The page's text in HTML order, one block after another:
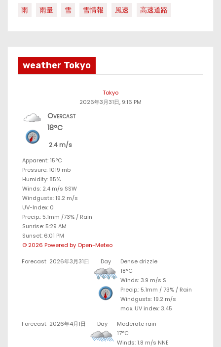
雨 雨量 雪 雪情報 風速 高速道路
weather Tokyo
Tokyo
2026年3月31日, 9:16 PM
Overcast
18°C
2.4 m/s
Apparent: 15°C
Pressure: 1019 mb
Humidity: 85%
Winds: 2.4 m/s SSW
Windgusts: 19.2 m/s
UV-Index: 0
Precip.: 5.1mm /73% / Rain
Sunrise: 5:29 AM
Sunset: 6:01 PM
© 2026 Powered by Open-Meteo
Forecast 2026年3月31日 Day
Dense drizzle
18°C
Winds: 3.9 m/s S
Precip.: 5.1mm /73% / Rain
Windgusts: 19.2 m/s
max. UV index: 3.45
Forecast 2026年4月1日 Day
Moderate rain
17°C
Winds: 1.8 m/s NNE